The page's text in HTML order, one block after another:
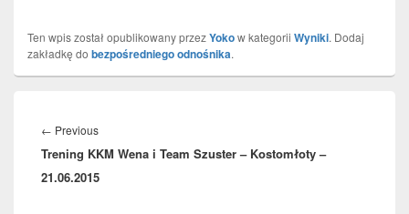
Ten wpis został opublikowany przezYokow kategorii Wyniki. Dodaj
zakładkę do bezpośredniego odnośnika.
wpisu
← PreviousPrevious
post:
Trening KKM Wena i Team Szuster – Kostomłoty –
21.06.2015